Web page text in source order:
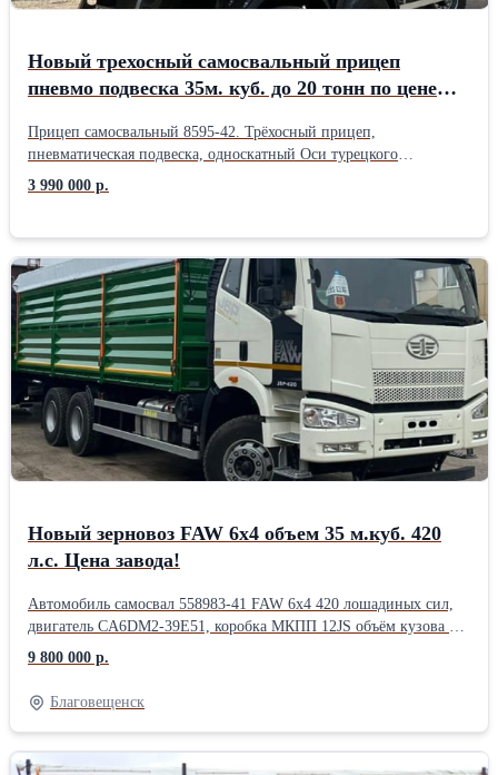
Новый трехосный самосвальный прицеп
пневмо подвеска 35м. куб. до 20 тонн по цене
Прицеп самосвальный 8595-42. Трёхосный прицеп,
пневматическая подвеска, односкатный Оси турецкого
производства, Ceylan Шины 385/65R22.5 Объём 35 куб.м. кузов
7200х2450х2000. г/п 19 900 кг
3 990 000 р.
Новый зерновоз FAW 6x4 объем 35 м.куб. 420
л.с. Цена завода!
Автомобиль самосвал 558983-41 FAW 6х4 420 лошадиных сил,
двигатель CA6DМ2-39E51, коробка МКПП 12JS объём кузова 35
куб.м. кузов 7200х2450х2000. Снаряжённая масса 13 350, г/п 21
750
9 800 000 р.
Благовещенск